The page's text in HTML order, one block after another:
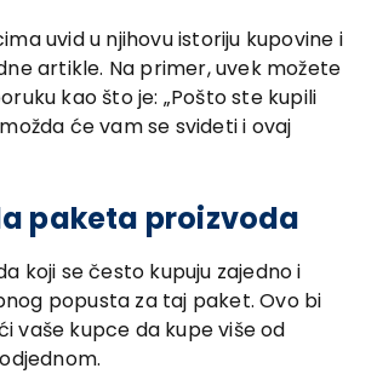
uvid u njihovu istoriju kupovine i
artikle. Na primer, uvek možete
kao što je: „Pošto ste kupili
će vam se svideti i ovaj
paketa proizvoda
koji se često kupuju zajedno i
popusta za taj paket. Ovo bi
vaše kupce da kupe više od